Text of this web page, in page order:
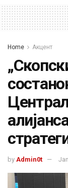
Home Акцент
by Admin0t